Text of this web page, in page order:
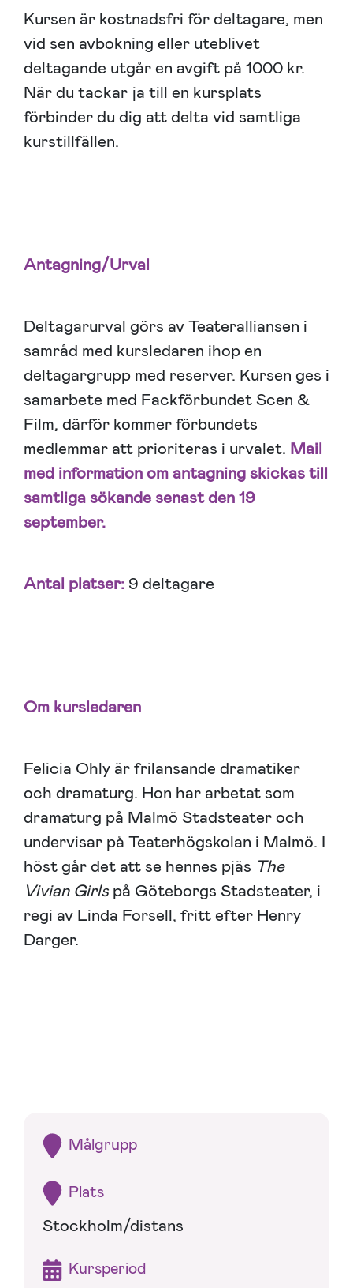
Kursen är kostnadsfri för deltagare, men
vid sen avbokning eller uteblivet
deltagande utgår en avgift på 1000 kr.
När du tackar ja till en kursplats
förbinder du dig att delta vid samtliga
kurstillfällen.
Antagning/Urval
Deltagarurval görs av Teateralliansen i
samråd med kursledaren ihop en
deltagargrupp med reserver. Kursen ges i
samarbete med Fackförbundet Scen &
Film, därför kommer förbundets
medlemmar att prioriteras i urvalet. Mail
med information om antagning skickas till
samtliga sökande senast den19
september.
Antal platser: 9 deltagare
Om kursledaren
Felicia Ohly är frilansande dramatiker
och dramaturg. Hon har arbetat som
dramaturg på Malmö Stadsteater och
undervisar på Teaterhögskolan i Malmö. I
höst går det att se hennes pjäs The
Vivian Girls på Göteborgs Stadsteater, i
regi av Linda Forsell, fritt efter Henry
Darger.
Målgrupp
Plats
Stockholm/distans
Kursperiod